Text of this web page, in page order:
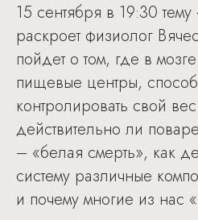
15 сентября в 19:30 тему
раскроет физиолог
пойдет о том, где в
пищевые центры,
контролировать свой
действительно ли
– «белая смерть», как
систему различные
и почему многие из нас